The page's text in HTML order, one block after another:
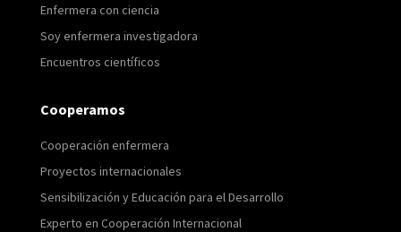
Enfermera con ciencia
Soy enfermera investigadora
Encuentros científicos
Cooperamos
Cooperación enfermera
Proyectos internacionales
Sensibilización y Educación para el Desarrollo
Experto en Cooperación Internacional